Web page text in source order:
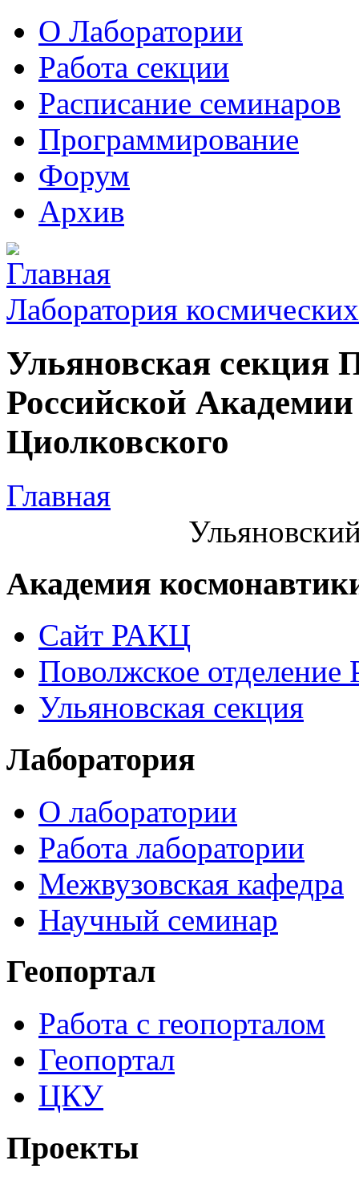
О Лаборатории
Работа секции
Расписание семинаров
Программирование
Форум
Архив
Лаборатория
Ульяновская секция
Российской
Циолковского
Главная
Академия
Сайт РАКЦ
Поволжское
Ульяновская секция
Лаборатория
О лаборатории
Работа лаборатории
Межвузовская кафедра
Научный семинар
Геопортал
Работа с геопорталом
Геопортал
ЦКУ
Проекты